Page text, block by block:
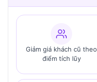
Giảm giá khách cũ theo
điểm tích lũy